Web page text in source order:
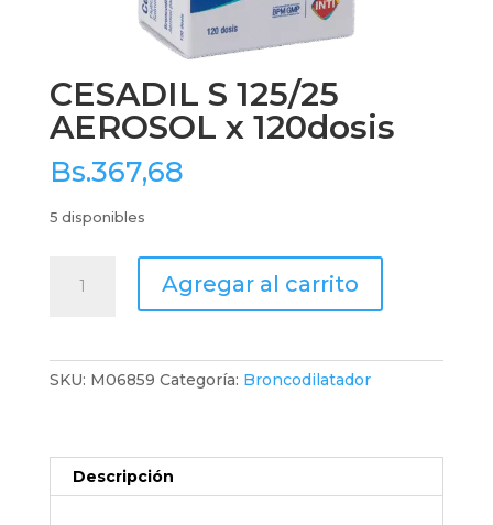
CESADIL S 125/25
AEROSOL x 120dosis
Bs.367,68
5 disponibles
Agregar al carrito
SKU: M06859 Categoría: Broncodilatador
Descripción